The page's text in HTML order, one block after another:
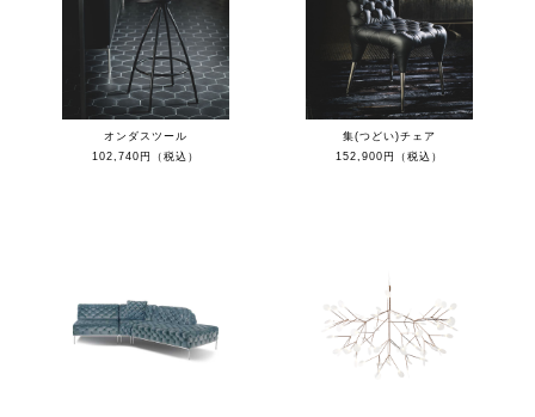
オンダスツール
102,740円（税込）
集(つどい)チェア
152,900円（税込）